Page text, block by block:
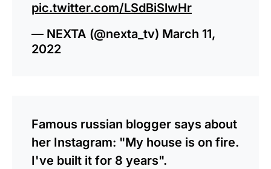
pic.twitter.com/LSdBiSlwHr
— NEXTA (@nexta_tv) March 11,
2022
Famous russian blogger says about
her Instagram: "My house is on fire.
I've built it for 8 years".